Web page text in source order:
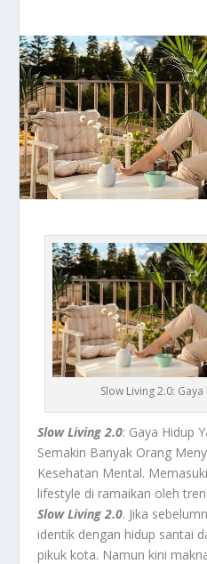
Slow Living 2.0:
Slow Living 2.0: Gaya Hidup
Semakin Banyak Orang
Kesehatan Mental.
lifestyle di ramaikan oleh
Slow Living 2.0. Jika
identik dengan hidup santai
pikuk kota. Namun kini